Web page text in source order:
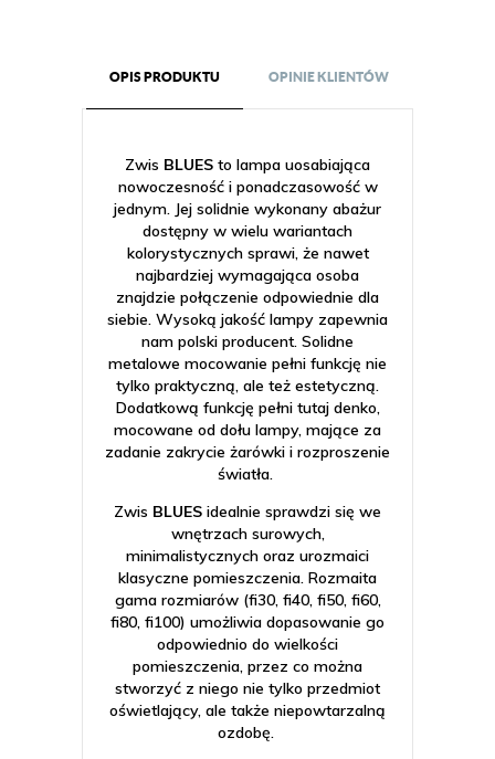
OPIS PRODUKTU OPINIE KLIENTÓW
Zwis BLUES to lampa uosabiająca
nowoczesność i ponadczasowość w
jednym. Jej solidnie wykonany abażur
dostępny w wielu wariantach
kolorystycznych sprawi, że nawet
najbardziej wymagająca osoba
znajdzie połączenie odpowiednie dla
siebie. Wysoką jakość lampy zapewnia
nam polski producent. Solidne
metalowe mocowanie pełni funkcję nie
tylko praktyczną, ale też estetyczną.
Dodatkową funkcję pełni tutaj denko,
mocowane od dołu lampy, mające za
zadanie zakrycie żarówki i rozproszenie
światła.
Zwis BLUES idealnie sprawdzi się we
wnętrzach surowych,
minimalistycznych oraz urozmaici
klasyczne pomieszczenia. Rozmaita
gama rozmiarów (fi30, fi40, fi50, fi60,
fi80, fi100) umożliwia dopasowanie go
odpowiednio do wielkości
pomieszczenia, przez co można
stworzyć z niego nie tylko przedmiot
oświetlający, ale także niepowtarzalną
ozdobę.